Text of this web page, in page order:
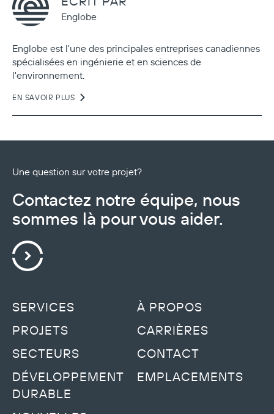
Englobe
Englobe est l'une des principales entreprises canadiennes
spécialisées en ingénierie et en sciences de
l'environnement.
EN SAVOIR PLUS
Une question sur votre projet?
Contactez notre équipe, nous
sommes là pour vous aider.
SERVICES
À PROPOS
PROJETS
CARRIÈRES
SECTEURS
CONTACT
DÉVELOPPEMENT
DURABLE
EMPLACEMENTS